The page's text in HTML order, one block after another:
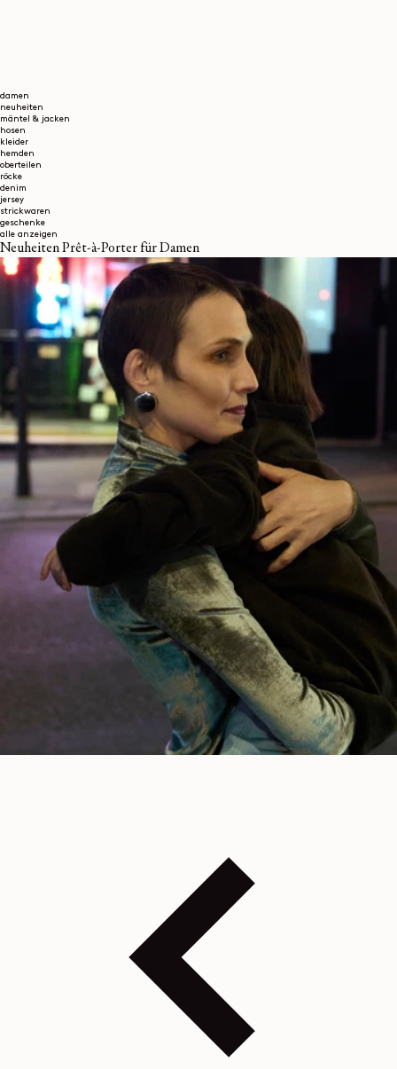
damen
neuheiten
mäntel & jacken
hosen
kleider
hemden
oberteilen
röcke
denim
jersey
strickwaren
geschenke
alle anzeigen
Neuheiten Prêt-à-Porter für Damen